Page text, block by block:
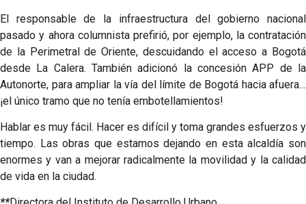
El responsable de la infraestructura del gobierno nacional
pasado y ahora columnista prefirió, por ejemplo, la contratación
de la Perimetral de Oriente, descuidando el acceso a Bogotá
desde La Calera. También adicionó la concesión APP de la
Autonorte, para ampliar la vía del límite de Bogotá hacia afuera…
¡el único tramo que no tenía embotellamientos!
Hablar es muy fácil. Hacer es difícil y toma grandes esfuerzos y
tiempo. Las obras que estamos dejando en esta alcaldía son
enormes y van a mejorar radicalmente la movilidad y la calidad
de vida en la ciudad.